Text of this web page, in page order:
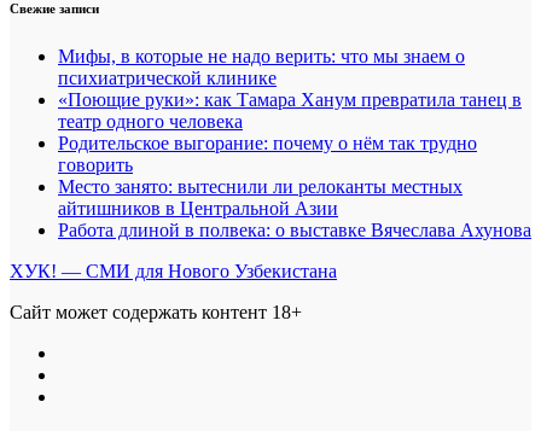
Свежие записи
Мифы, в которые не надо верить: что мы знаем о
психиатрической клинике
«Поющие руки»: как Тамара Ханум превратила танец в
театр одного человека
Родительское выгорание: почему о нём так трудно
говорить
Место занято: вытеснили ли релоканты местных
айтишников в Центральной Азии
Работа длиной в полвека: о выставке Вячеслава Ахунова
ХУК! — СМИ для Нового Узбекистана
Сайт может содержать контент 18+